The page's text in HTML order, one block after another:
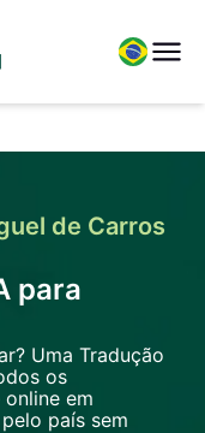
de Carros
para
Uma Tradução
os
em
país sem